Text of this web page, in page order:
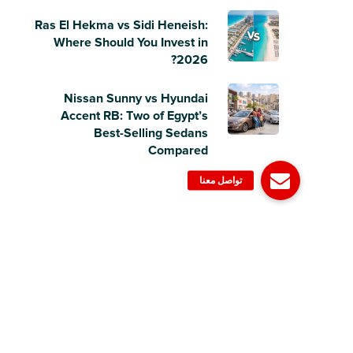
Ras El Hekma vs Sidi Heneish:
Where Should You Invest in
2026?
Nissan Sunny vs Hyundai
Accent RB: Two of Egypt’s
Best-Selling Sedans
Compared